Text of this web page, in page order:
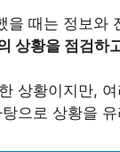
을 때는 정보와
상황을 점검하
상황이지만,
으로 상황을